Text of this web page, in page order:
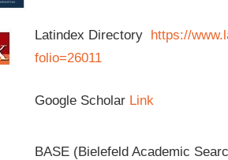
Latindex Directory https://
folio=26011
Google Scholar Link
BASE (Bielefeld Academic